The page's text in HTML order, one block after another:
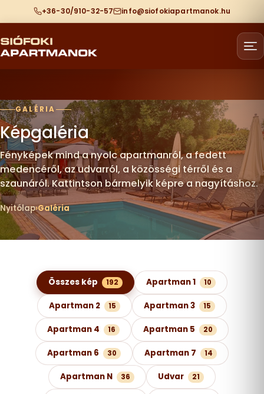
+36-30/910-32-57 info@siofokiapartmanok.hu
GALÉRIA
Képgaléria
Fényképek mind a nyolc apartmanról, a fedett
medencéről, az udvarról, a közösségi térről és a
szaunáról. Kattintson bármelyik képre a nagyításhoz.
Nyitólap Galéria
Képgaléria kategóriák szerint
Összes kép 192 Apartman 1 10
Apartman 2 15 Apartman 3 15
Apartman 4 16 Apartman 5 20
Apartman 6 30 Apartman 7 14
Apartman N 36 Udvar 21